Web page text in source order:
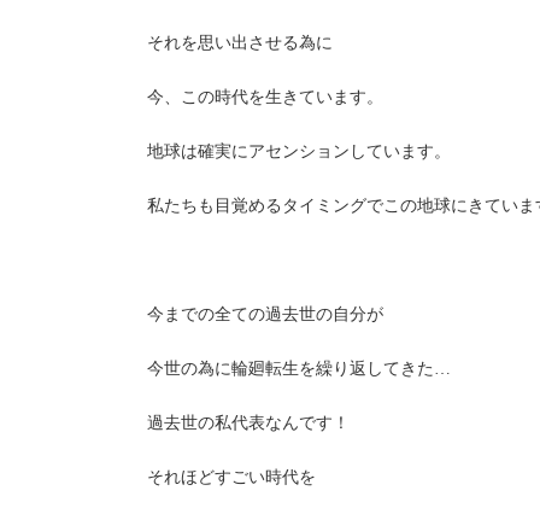
それを思い出させる為に
今、この時代を生きています。
地球は確実にアセンションしています。
私たちも目覚めるタイミングでこの地球にきていま
今までの全ての過去世の自分が
今世の為に輪廻転生を繰り返してきた…
過去世の私代表なんです！
それほどすごい時代を